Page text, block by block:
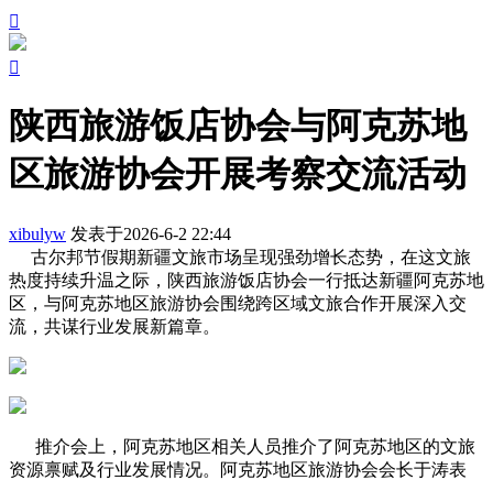


陕西旅游饭店协会与阿克苏地
区旅游协会开展考察交流活动
xibulyw 发表于2026-6-2 22:44
古尔邦节假期新疆文旅市场呈现强劲增长态势，在这文旅
热度持续升温之际，陕西旅游饭店协会一行抵达新疆阿克苏地
区，与阿克苏地区旅游协会围绕跨区域文旅合作开展深入交
流，共谋行业发展新篇章。
推介会上，阿克苏地区相关人员推介了阿克苏地区的文旅
资源禀赋及行业发展情况。阿克苏地区旅游协会会长于涛表